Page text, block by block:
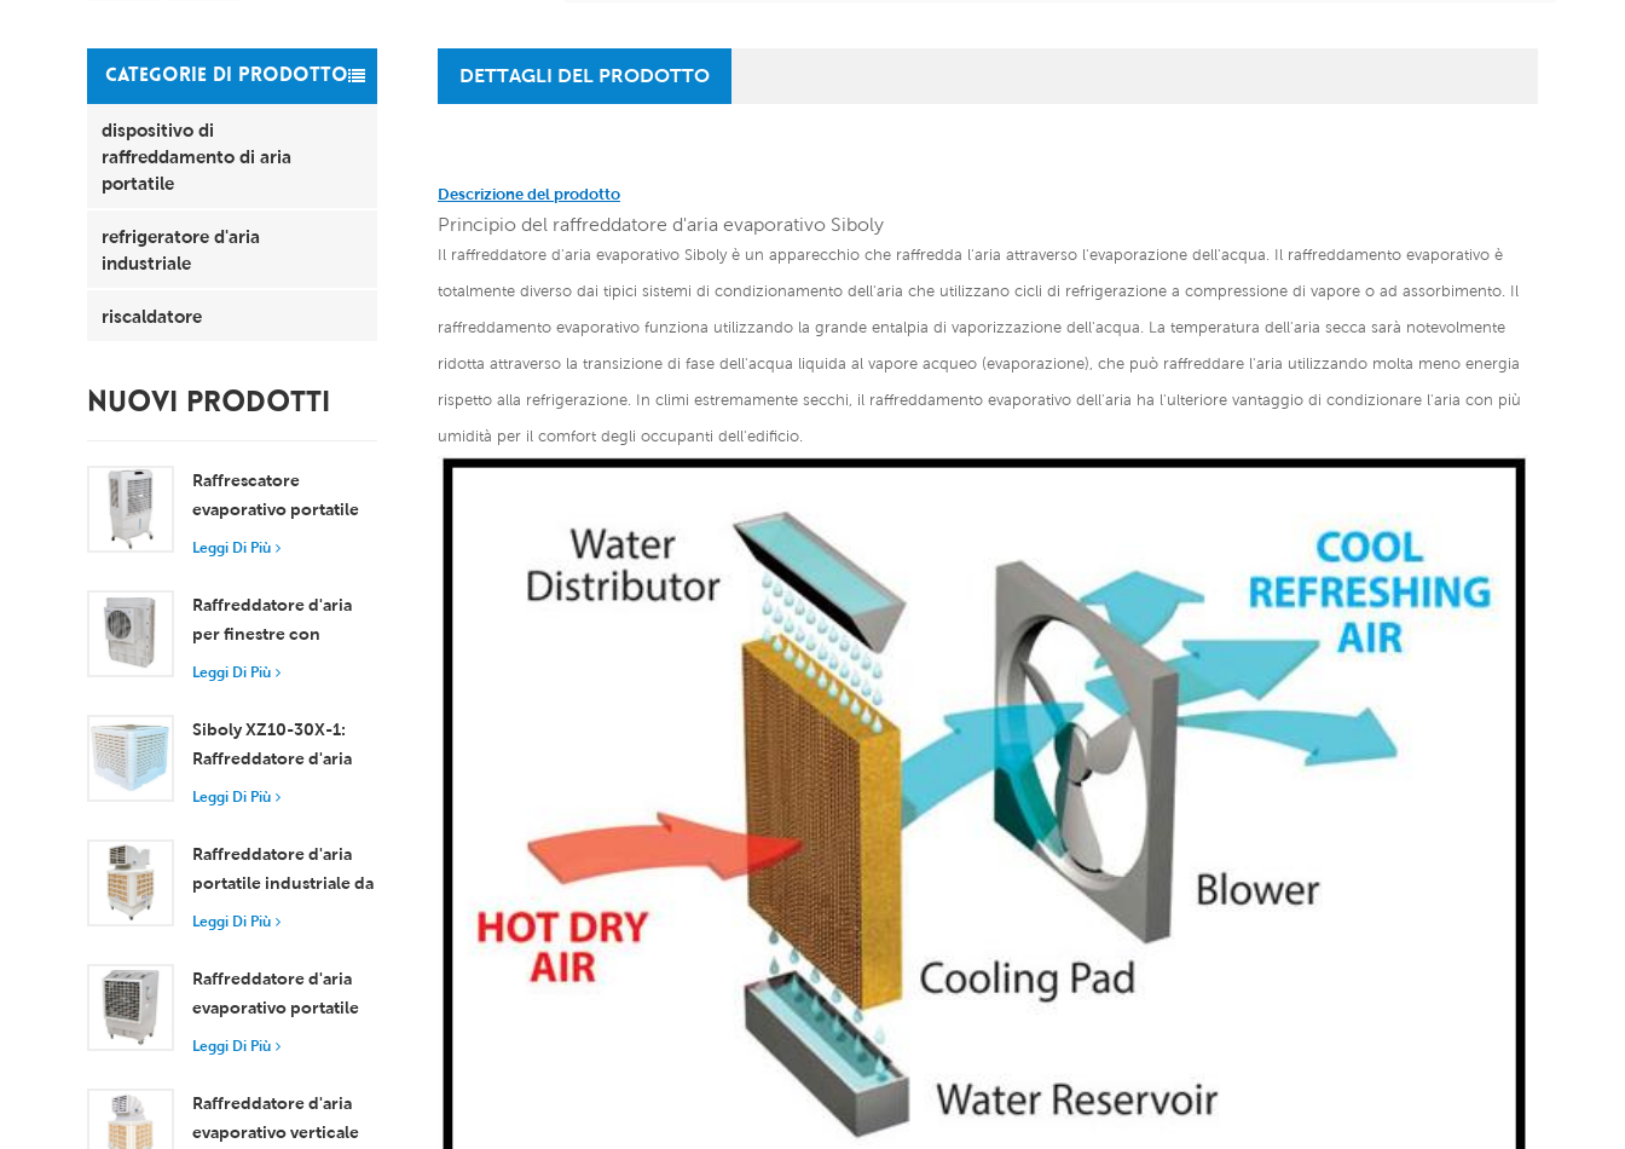
CATEGORIE DI PRODOTTO
dispositivo di
raffreddamento di aria
portatile
refrigeratore d'aria
industriale
riscaldatore
NUOVI PRODOTTI
Raffrescatore
evaporativo portatile
da 8000 m³/h con
modello XZ13-080
Leggi Di Più
Raffreddatore d'aria
per finestre con
motore assiale
Raffreddamento
efficiente per stanze di
dimensioni
Leggi Di Più
Siboly XZ10-30X-1:
Raffreddatore d'aria
evaporativo industriale
Leggi Di Più
Raffreddatore d'aria
portatile industriale da
18000 m³/h con
raffreddamento di
grandi spazi
Leggi Di Più
Raffreddatore d'aria
evaporativo portatile
ad alta efficienza da
telecomando
Leggi Di Più
Raffreddatore d'aria
evaporativo verticale
DETTAGLI DEL PRODOTTO
Descrizione del prodotto
Principio del raffreddatore d'aria evaporativo Siboly
Il raffreddatore d'aria evaporativo Siboly è un apparecchio che raffredda l'aria attraverso l'evaporazione dell'acqua. Il raffreddamento evaporativo è
totalmente diverso dai tipici sistemi di condizionamento dell'aria che utilizzano cicli di refrigerazione a compressione di vapore o ad assorbimento. Il
raffreddamento evaporativo funziona utilizzando la grande entalpia di vaporizzazione dell'acqua. La temperatura dell'aria secca sarà notevolmente
ridotta attraverso la transizione di fase dell'acqua liquida al vapore acqueo (evaporazione), che può raffreddare l'aria utilizzando molta meno energia
rispetto alla refrigerazione. In climi estremamente secchi, il raffreddamento evaporativo dell'aria ha l'ulteriore vantaggio di condizionare l'aria con più
umidità per il comfort degli occupanti dell'edificio.